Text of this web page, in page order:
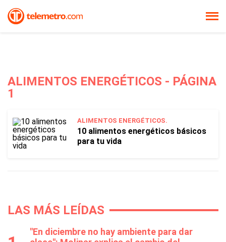
ALIMENTOS ENERGÉTICOS - PÁGINA
1
ALIMENTOS ENERGÉTICOS.
10 alimentos energéticos básicos
para tu vida
LAS MÁS LEÍDAS
"En diciembre no hay ambiente para dar